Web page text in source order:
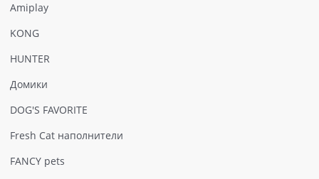
Amiplay
KONG
HUNTER
Домики
DOG'S FAVORITE
Fresh Cat наполнители
FANCY pets